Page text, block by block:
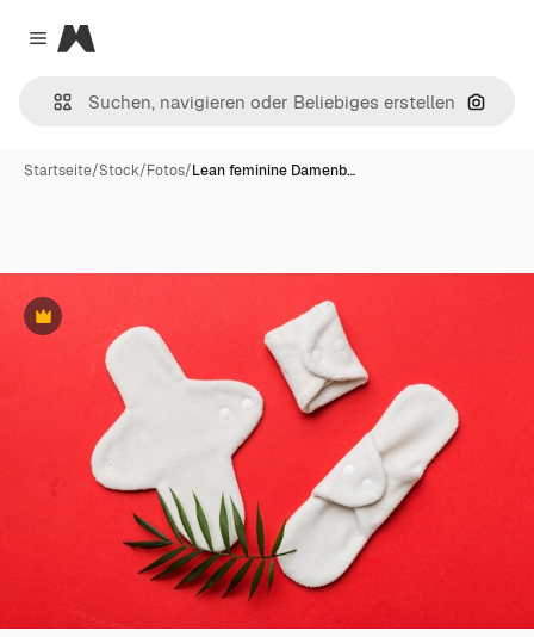
Close menu
Magnific
Nach
Startseite/Stock/Fotos/Lean feminine Damenb…
Premium